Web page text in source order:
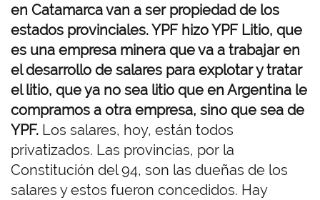
en Catamarca van a ser propiedad de los
estados provinciales. YPF hizo YPF Litio, que
es una empresa minera que va a trabajar en
el desarrollo de salares para explotar y tratar
el litio, que ya no sea litio que en Argentina le
compramos a otra empresa, sino que sea de
YPF. Los salares, hoy, están todos
privatizados. Las provincias, por la
Constitución del 94, son las dueñas de los
salares y estos fueron concedidos. Hay